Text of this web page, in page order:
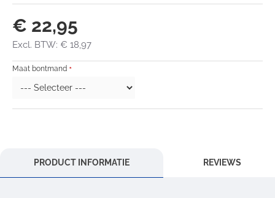
€ 22,95
Excl. BTW: € 18,97
Maat bontmand
PRODUCT INFORMATIE REVIEWS